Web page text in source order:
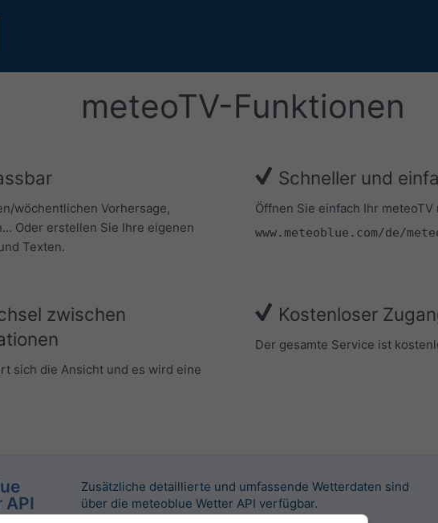
meteoTV-Funktionen
wöchentlichen Vorhersage,
Oder erstellen Sie Ihre eigenen
Texten.
Schneller und
Öffnen Sie einfach Ihr
www.meteoblue.com/de/
zwischen
sich die Ansicht und es wird eine
Kostenloser
Der gesamte Service ist
API
Zusätzliche detaillierte und umfassende Wetterdaten sind
über die meteoblue Wetter API verfügbar.